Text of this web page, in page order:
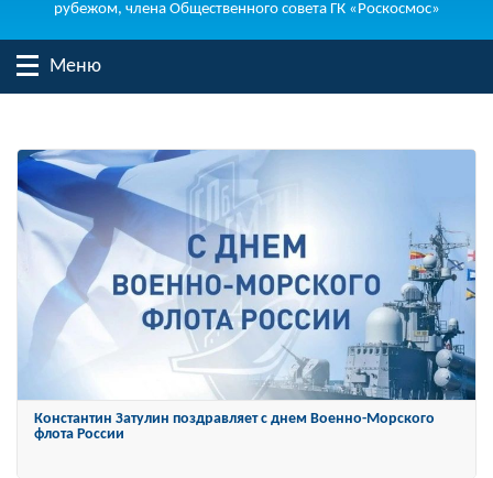
рубежом, члена Общественного совета ГК «Роскосмос»
Меню
Константин Затулин награжден Орденом «За заслуги перед
Отечеством» IV степени